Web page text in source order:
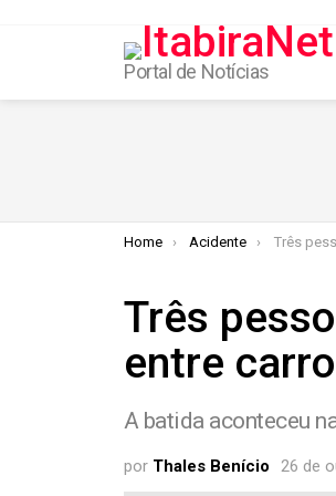
Portal de Notícias
You are here:
Home Acidente Três pessoas
Três
entre
A batida aconteceu
por Thales Benício 26 de